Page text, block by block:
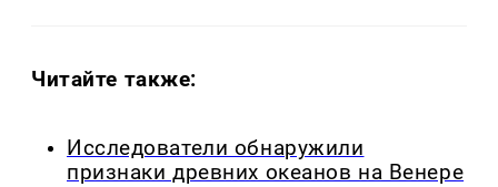
Читайте также:
Исследователи обнаружили
признаки древних океанов на Венере